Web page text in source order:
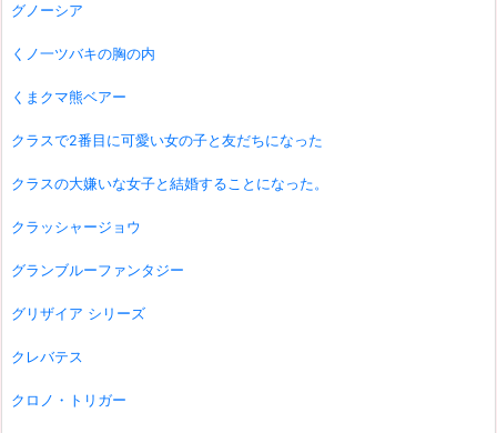
グノーシア
くノ一ツバキの胸の内
くまクマ熊ベアー
クラスで2番目に可愛い女の子と友だちになった
クラスの大嫌いな女子と結婚することになった。
クラッシャージョウ
グランブルーファンタジー
グリザイア シリーズ
クレバテス
クロノ・トリガー